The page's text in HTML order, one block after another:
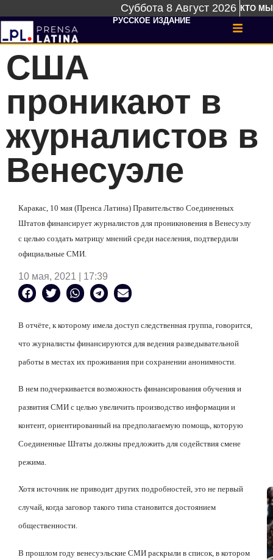
Суббота 8 Август 2026 КТО МЫ
РУССКОЕ ИЗДАНИЕ
США
проникают в
журналистов в
Венесуэле
Каракас, 10 мая (Пренса Латина) Правительство Соединенных
Штатов финансирует журналистов для проникновения в Венесуэлу
с целью создать матрицу мнений среди населения, подтвердили
официальные СМИ.
10 мая, 2021 | 17:39
В отчёте, к которому имела доступ следственная группа, говорится,
что журналисты финансируются для ведения разведывательной
работы в местах их проживания при сохранении анонимности.
В нем подчеркивается возможность финансирования обучения и
развития СМИ с целью увеличить производство информации и
контент, ориентированный на предполагаемую помощь, которую
Соединенные Штаты должны предложить для содействия смене
режима.
Хотя источник не приводит других подробностей, это не первый
случай, когда заговор такого типа становится достоянием
общественности.
В прошлом году венесуэльские СМИ раскрыли в список, в котором